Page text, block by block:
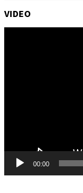
VIDEO
00:00